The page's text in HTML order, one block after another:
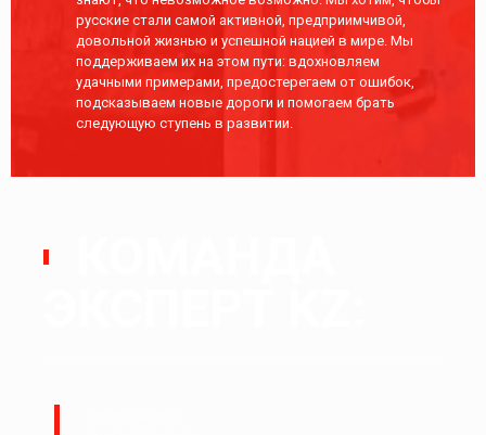
русские стали самой активной, предприимчивой,
довольной жизнью и успешной нацией в мире. Мы
поддерживаем их на этом пути: вдохновляем
удачными примерами, предостерегаем от ошибок,
подсказываем новые дороги и помогаем брать
следующую ступень в развитии.